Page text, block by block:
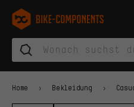
Zur Hauptnavigation springen
Zur Kategorienavigation springen
Zum Inhalt springen
Zu Marken und Newsletter
Zur Fußzeile springen
bike-components.de
Home Bekleidung